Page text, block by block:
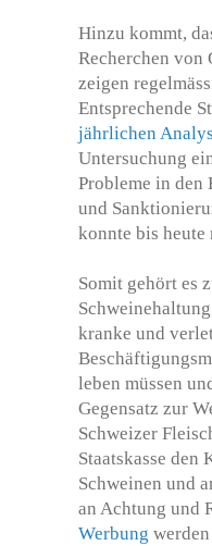
Hinzu kommt,
Recherchen von
zeigen
Entsprechende
jährlichen
Untersuchung
Probleme in
und
konnte bis
Somit gehört es
kranke und
leben müssen
Gegensatz zur
Schweizer
Staatskasse den
Schweinen und
an Achtung und
Werbung